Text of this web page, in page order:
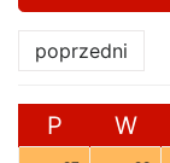
poprzedni
P W